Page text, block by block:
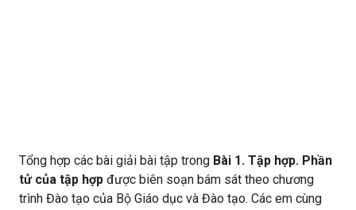
Tổng hợp các bài giải bài tập trong Bài 1. Tập hợp. Phần
tử của tập hợp được biên soạn bám sát theo chương
trình Đào tạo của Bộ Giáo dục và Đào tạo. Các em cùng